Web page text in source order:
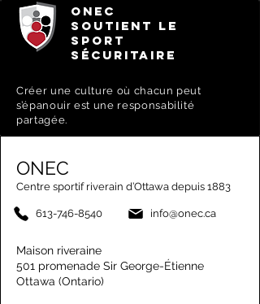
ONEC
SOUTIENT LE
SPORT
SÉCURITAIRE
Créer une culture où chacun peut
s’épanouir est une responsabilité
partagée.
ONEC
Centre sportif riverain d’Ottawa depuis 1883
613-746-8540 info@onec.ca
Maison riveraine
501 promenade Sir George-Étienne
Ottawa (Ontario)